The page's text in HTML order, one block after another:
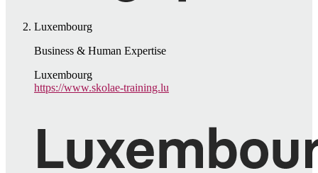
Luxembourg
Business & Human Expertise
Luxembourg
https://www.skolae-training.lu